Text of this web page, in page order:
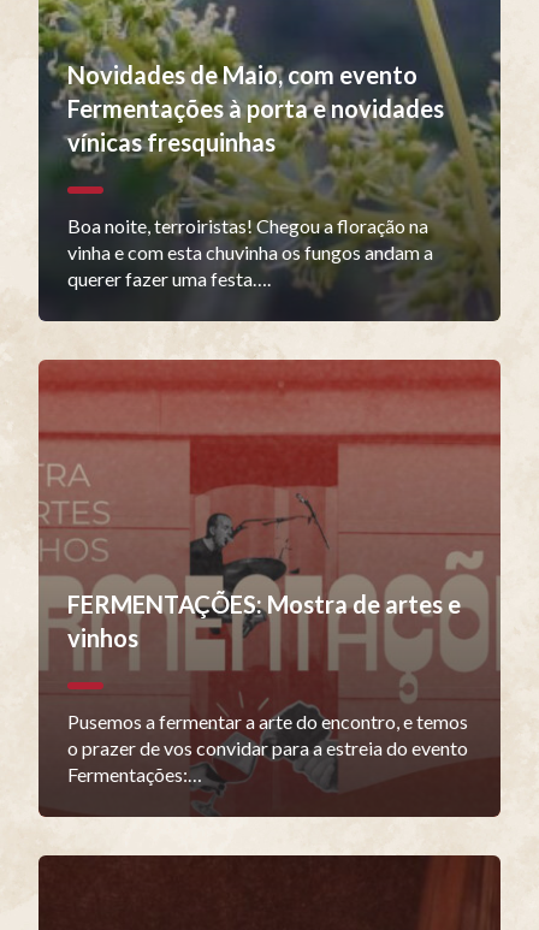
Novidades de Maio, com evento
Fermentações à porta e novidades
vínicas fresquinhas
Boa noite, terroiristas! Chegou a floração na
vinha e com esta chuvinha os fungos andam a
querer fazer uma festa….
FERMENTAÇÕES: Mostra de artes e
vinhos
Pusemos a fermentar a arte do encontro, e temos
o prazer de vos convidar para a estreia do evento
Fermentações:…